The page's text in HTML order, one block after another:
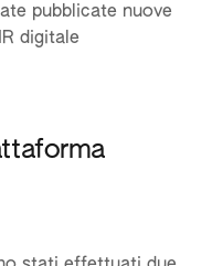
pubblicate nuove
digitale